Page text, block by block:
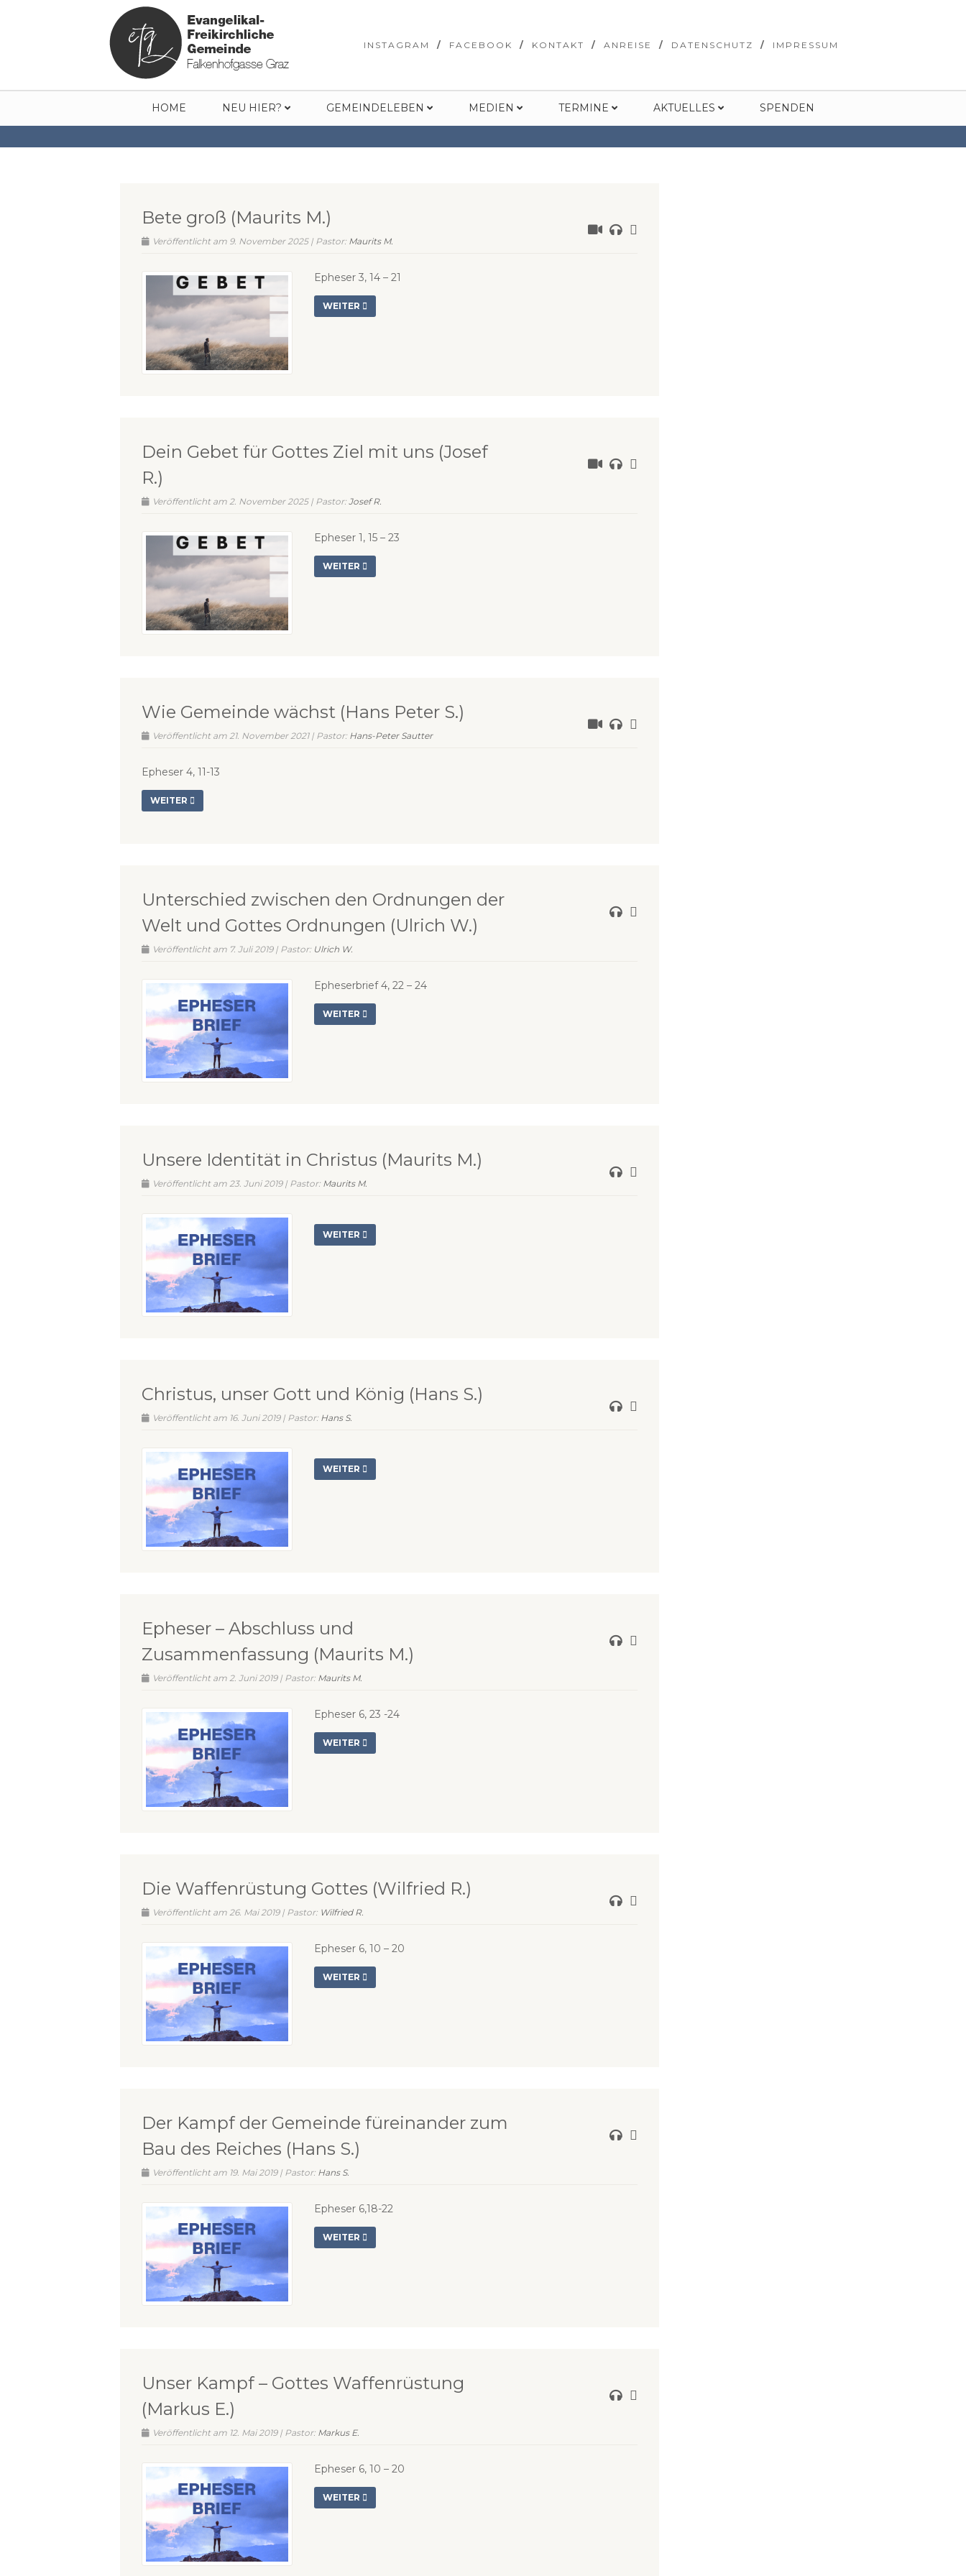
INSTAGRAM FACEBOOK KONTAKT ANREISE DATENSCHUTZ IMPRESSUM
HOME NEU HIER? GEMEINDELEBEN MEDIEN TERMINE AKTUELLES SPENDEN
Bete groß (Maurits M.)
Veröffentlicht am 9. November 2025 | Pastor: Maurits M.
Epheser 3, 14 – 21
WEITER
Dein Gebet für Gottes Ziel mit uns (Josef
R.)
Veröffentlicht am 2. November 2025 | Pastor: Josef R.
Epheser 1, 15 – 23
WEITER
Wie Gemeinde wächst (Hans Peter S.)
Veröffentlicht am 21. November 2021 | Pastor: Hans-Peter Sautter
Epheser 4, 11-13
WEITER
Unterschied zwischen den Ordnungen der
Welt und Gottes Ordnungen (Ulrich W.)
Veröffentlicht am 7. Juli 2019 | Pastor: Ulrich W.
Epheserbrief 4, 22 – 24
WEITER
Unsere Identität in Christus (Maurits M.)
Veröffentlicht am 23. Juni 2019 | Pastor: Maurits M.
WEITER
Christus, unser Gott und König (Hans S.)
Veröffentlicht am 16. Juni 2019 | Pastor: Hans S.
WEITER
Epheser – Abschluss und
Zusammenfassung (Maurits M.)
Veröffentlicht am 2. Juni 2019 | Pastor: Maurits M.
Epheser 6, 23 -24
WEITER
Die Waffenrüstung Gottes (Wilfried R.)
Veröffentlicht am 26. Mai 2019 | Pastor: Wilfried R.
Epheser 6, 10 – 20
WEITER
Der Kampf der Gemeinde füreinander zum
Bau des Reiches (Hans S.)
Veröffentlicht am 19. Mai 2019 | Pastor: Hans S.
Epheser 6,18-22
WEITER
Unser Kampf – Gottes Waffenrüstung
(Markus E.)
Veröffentlicht am 12. Mai 2019 | Pastor: Markus E.
Epheser 6, 10 – 20
WEITER